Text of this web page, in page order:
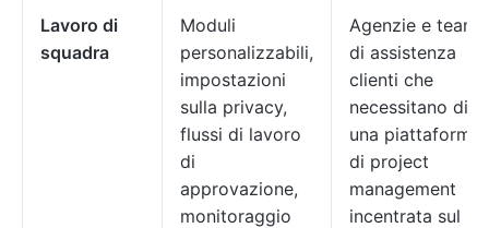
Lavoro di
squadra
Moduli
personalizzabili,
impostazioni
sulla privacy,
flussi di lavoro
di
approvazione,
monitoraggio
Agenzie e team
di assistenza
clienti che
necessitano di
una piattaforma
di project
management
incentrata sul